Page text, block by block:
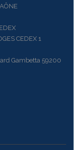
CEDEX 1
Gambetta 59200